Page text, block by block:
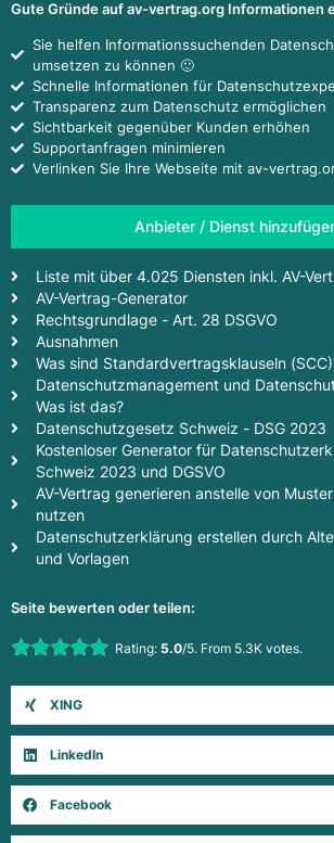
Gute Gründe auf av-vertrag.org Informationen
Sie helfen Informationssuchenden
umsetzen zu können 🙂
Schnelle Informationen für
Transparenz zum Datenschutz ermöglichen
Sichtbarkeit gegenüber Kunden erhöhen
Supportanfragen minimieren
Verlinken Sie Ihre Webseite mit av-
Anbieter / Dienst
Liste mit über 4.025 Diensten inkl. AV-
AV-Vertrag-Generator
Rechtsgrundlage - Art. 28 DSGVO
Ausnahmen
Was sind Standardvertragsklauseln
Datenschutzmanagement und
Was ist das?
Datenschutzgesetz Schweiz - DSG 2023
Kostenloser Generator für
Schweiz 2023 und DGSVO
AV-Vertrag generieren anstelle von
nutzen
Datenschutzerklärung erstellen durch
und Vorlagen
Seite bewerten oder teilen:
Rate this item:Rating: 5.0/5. From 5.3K votes.
XING
LinkedIn
Facebook